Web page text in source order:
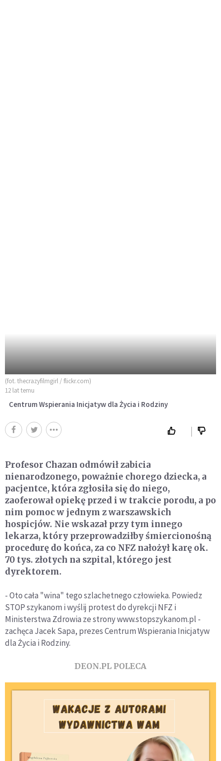
(fot. thecrazyfilmgirl / flickr.com)
12 lat temu
Centrum Wspierania Inicjatyw dla Życia i Rodziny
Profesor Chazan odmówił zabicia
nienarodzonego, poważnie chorego dziecka, a
pacjentce, która zgłosiła się do niego,
zaoferował opiekę przed i w trakcie porodu, a po
nim pomoc w jednym z warszawskich
hospicjów. Nie wskazał przy tym innego
lekarza, który przeprowadziłby śmiercionośną
procedurę do końca, za co NFZ nałożył karę ok.
70 tys. złotych na szpital, którego jest
dyrektorem.
- Oto cała "wina" tego szlachetnego człowieka. Powiedz
STOP szykanom i wyślij protest do dyrekcji NFZ i
Ministerstwa Zdrowia ze strony www.stopszykanom.pl -
zachęca Jacek Sapa, prezes Centrum Wspierania Inicjatyw
dla Życia i Rodziny.
DEON.PL POLECA